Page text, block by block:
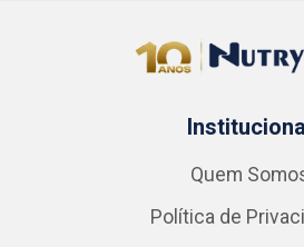
Quem
Política de